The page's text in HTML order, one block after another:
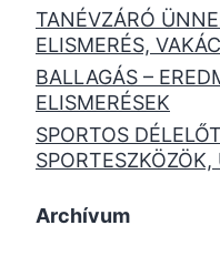
TANÉVZÁRÓ
ELISMERÉS,
BALLAGÁS –
ELISMERÉSEK
SPORTOS
Archívum